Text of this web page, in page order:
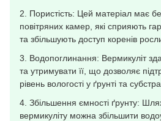
2. Пористість: Цей матеріал має
повітряних камер, які сприяють
та збільшують доступ коренів
3. Водопоглинання: Вермикуліт
та утримувати її, що дозволяє
рівень вологості у ґрунті та
4. Збільшення ємності ґрунту:
вермикуліту можна збільшити